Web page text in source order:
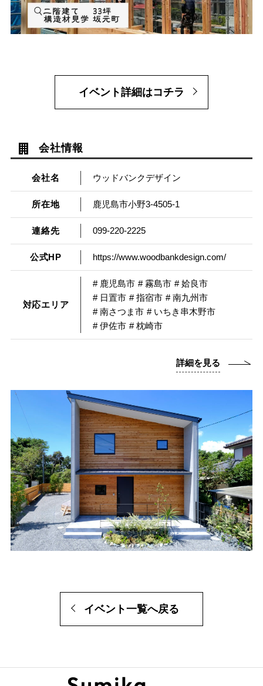
イベント詳細はコチラ
会社情報
会社名 ウッドバンクデザイン
所在地 鹿児島市小野3-4505-1
連絡先 099-220-2225
公式HP https://www.woodbankdesign.com/
対応エリア
# 鹿児島市 # 霧島市 # 姶良市
# 日置市 # 指宿市 # 南九州市
# 南さつま市 # いちき串木野市
# 伊佐市 # 枕崎市
詳細を見る
イベント一覧へ戻る